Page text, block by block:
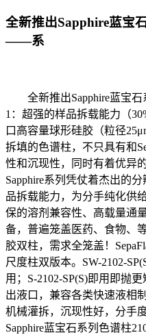
全新推出Sapphire蓝宝
——系
全新推出Sapphire蓝宝石
1：超强的样品拆载能力（
口高容量球形硅胶（粒径
拆填的色谱柱，不只具有和
性和沉现性，同时有着优异
Sapphire系列凭仗着杰出的
品拆载能力，为分手纯化供
保的溶剂兼容性、高载量通
备，普遍笼盖医药、食物、
胶双柱，需求全笼盖！
尺度柱双版本。SW-2102-
用；S-2102-SP(S)即用即抛
出液口，兼容各类快速液相
机械灌拆，沉现性好，分手
Sapphire蓝宝石系列色谱柱